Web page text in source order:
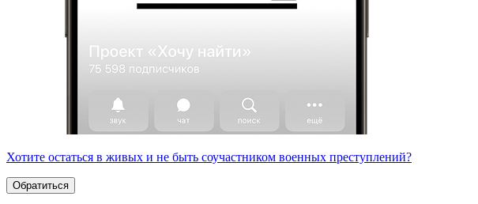
Хотите остаться в живых и не быть соучастником военных преступлений?
Обратиться